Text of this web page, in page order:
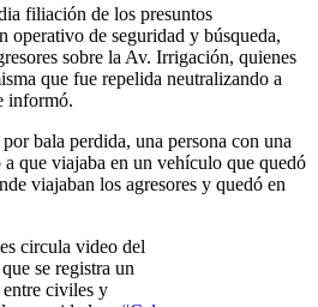
filiación de los presuntos
operativo de seguridad y búsqueda,
sobre la Av. Irrigación, quienes
que fue repelida neutralizando a
informó.
bala perdida, una persona con una
que viajaba en un vehículo que quedó
viajaban los agresores y quedó en
circula video del
se registra un
civiles y